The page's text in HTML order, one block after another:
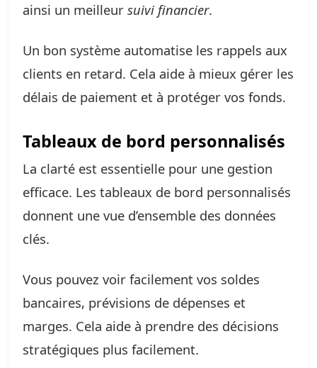
ainsi un meilleur suivi financier.
Un bon système automatise les rappels aux
clients en retard. Cela aide à mieux gérer les
délais de paiement et à protéger vos fonds.
Tableaux de bord personnalisés
La clarté est essentielle pour une gestion
efficace. Les tableaux de bord personnalisés
donnent une vue d’ensemble des données
clés.
Vous pouvez voir facilement vos soldes
bancaires, prévisions de dépenses et
marges. Cela aide à prendre des décisions
stratégiques plus facilement.